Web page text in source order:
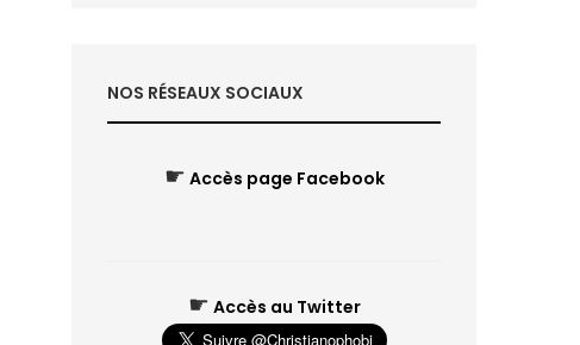
NOS RÉSEAUX SOCIAUX
☛ Accès page Facebook
☛ Accès au Twitter